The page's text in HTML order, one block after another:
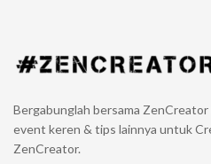
Bergabunglah bersama
event keren & tips lainnya untuk
ZenCreator.